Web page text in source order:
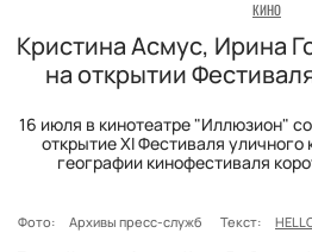
КИНО
Кристина Асмус, Ирина
на открытии
16 июля в кинотеатре "Иллюзион"
открытие XI Фестиваля
географии кинофестиваля
Фото: Архивы пресс-служб Текст: